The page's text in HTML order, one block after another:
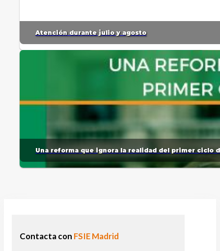
Atención durante julio y agosto
Una reforma que ignora la realidad del primer ciclo
Contacta con FSIE Madrid